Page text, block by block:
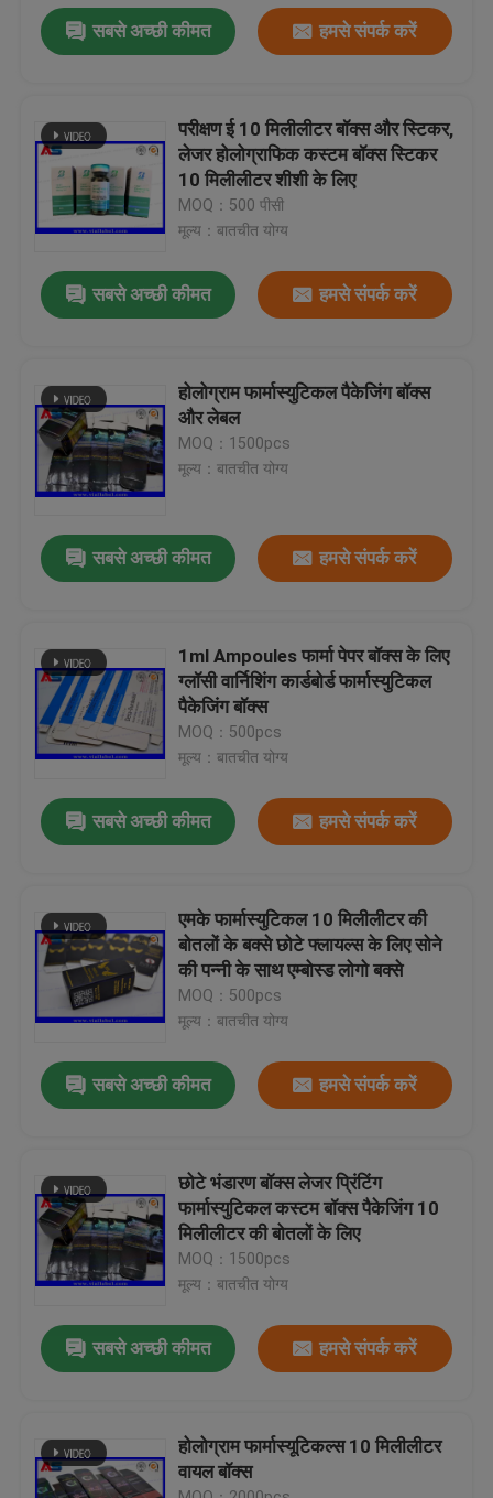
उत्पादों
हमारे बारे में
कारखाना भ्रमण
संपर्क करें
एक उद्धरण का अनुरोध करें
10ml Vial Labels
छोटी बोतल लेबल
सबसे अच्छी कीमत हमसे संपर्क करें
परीक्षण ई 10 मिलीलीटर बॉक्स और स्टिकर,
लेजर होलोग्राफिक कस्टम बॉक्स स्टिकर
10 मिलीलीटर शीशी के लिए
MOQ：500 पीसी
मूल्य：बातचीत योग्य
सबसे अच्छी कीमत हमसे संपर्क करें
होलोग्राम फार्मास्युटिकल पैकेजिंग बॉक्स
और लेबल
MOQ：1500pcs
मूल्य：बातचीत योग्य
सबसे अच्छी कीमत हमसे संपर्क करें
1ml Ampoules फार्मा पेपर बॉक्स के लिए
ग्लॉसी वार्निशिंग कार्डबोर्ड फार्मास्युटिकल
पैकेजिंग बॉक्स
MOQ：500pcs
मूल्य：बातचीत योग्य
सबसे अच्छी कीमत हमसे संपर्क करें
एमके फार्मास्युटिकल 10 मिलीलीटर की
बोतलों के बक्से छोटे फ्लायल्स के लिए सोने
की पन्नी के साथ एम्बोस्ड लोगो बक्से
MOQ：500pcs
मूल्य：बातचीत योग्य
सबसे अच्छी कीमत हमसे संपर्क करें
छोटे भंडारण बॉक्स लेजर प्रिंटिंग
फार्मास्युटिकल कस्टम बॉक्स पैकेजिंग 10
मिलीलीटर की बोतलों के लिए
MOQ：1500pcs
मूल्य：बातचीत योग्य
सबसे अच्छी कीमत हमसे संपर्क करें
होलोग्राम फार्मास्यूटिकल्स 10 मिलीलीटर
वायल बॉक्स